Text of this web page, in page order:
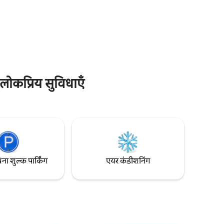
सुविधाएँ
शुल्क पार्किंग एयर कंडीशनिंग